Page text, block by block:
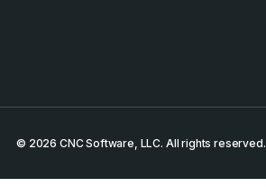
© 2026 CNC Software, LLC. All rights reserved.